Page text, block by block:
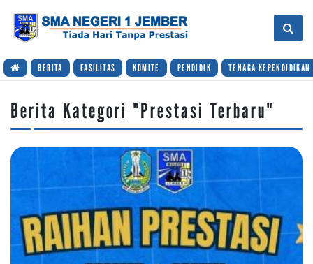
BERITA FASILITAS KOMITE PENDIDIK TENAGA KEPENDIDIKAN
Berita Kategori "Prestasi Terbaru"